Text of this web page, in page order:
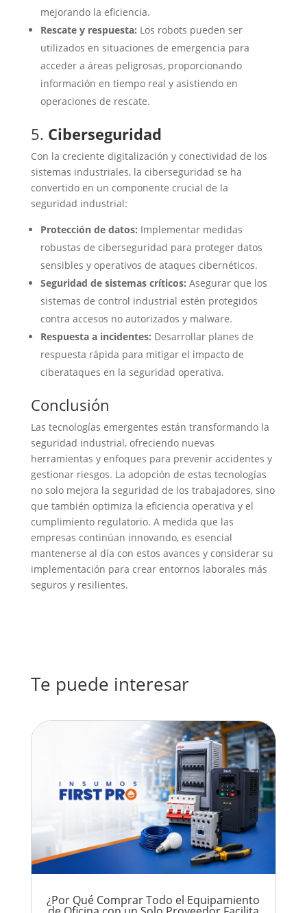
mejorando la eficiencia.
Rescate y respuesta: Los robots pueden ser
utilizados en situaciones de emergencia para
acceder a áreas peligrosas, proporcionando
información en tiempo real y asistiendo en
operaciones de rescate.
5. Ciberseguridad
Con la creciente digitalización y conectividad de los
sistemas industriales, la ciberseguridad se ha
convertido en un componente crucial de la
seguridad industrial:
Protección de datos: Implementar medidas
robustas de ciberseguridad para proteger datos
sensibles y operativos de ataques cibernéticos.
Seguridad de sistemas críticos: Asegurar que los
sistemas de control industrial estén protegidos
contra accesos no autorizados y malware.
Respuesta a incidentes: Desarrollar planes de
respuesta rápida para mitigar el impacto de
ciberataques en la seguridad operativa.
Conclusión
Las tecnologías emergentes están transformando la
seguridad industrial, ofreciendo nuevas
herramientas y enfoques para prevenir accidentes y
gestionar riesgos. La adopción de estas tecnologías
no solo mejora la seguridad de los trabajadores, sino
que también optimiza la eficiencia operativa y el
cumplimiento regulatorio. A medida que las
empresas continúan innovando, es esencial
mantenerse al día con estos avances y considerar su
implementación para crear entornos laborales más
seguros y resilientes.
Te puede interesar
¿Por Qué Comprar Todo el Equipamiento